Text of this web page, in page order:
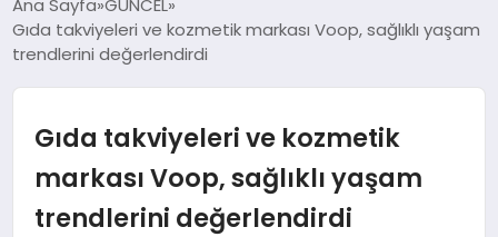
DEMOLAR
OYUN
Gıda takviyeleri ve kozmetik markası Voop, sağlıklı yaşam
trendlerini değerlendirdi
Gıda takviyeleri ve kozmetik
markası Voop, sağlıklı yaşam
trendlerini değerlendirdi